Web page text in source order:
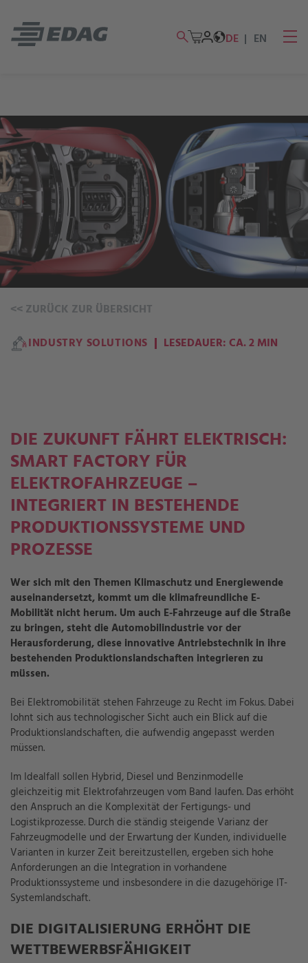
DE EN
<< ZURÜCK ZUR ÜBERSICHT
DIE ZUKUNFT FÄHRT ELEKTRISCH:
SMART FACTORY FÜR
ELEKTROFAHRZEUGE –
INTEGRIERT IN BESTEHENDE
PRODUKTIONSSYSTEME UND
PROZESSE
Wer sich mit den Themen Klimaschutz und Energiewende
auseinandersetzt, kommt um die klimafreundliche E-
Mobilität nicht herum. Um auch E-Fahrzeuge auf die Straße
zu bringen, steht die Automobilindustrie vor der
Herausforderung, diese innovative Antriebstechnik in ihre
bestehenden Produktionslandschaften integrieren zu
müssen.
Bei Elektromobilität stehen Fahrzeuge zu Recht im Fokus. Dabei
lohnt sich aus technologischer Sicht auch ein Blick auf die
Produktionslandschaften, die aufwendig angepasst werden
müssen.
Im Idealfall sollen Hybrid, Diesel und Benzinmodelle
gleichzeitig mit Elektrofahrzeugen vom Band laufen. Das erhöht
den Anspruch an die Komplexität der Fertigungs- und
Logistikprozesse. Durch die ständig steigende Varianz der
Fahrzeugmodelle und der Erwartung der Kunden, individuelle
Varianten in kurzer Zeit bereitzustellen, ergeben sich hohe
Anforderungen an die Integration in vorhandene
Produktionssysteme und insbesondere in die dazugehörige IT-
Systemlandschaft.
DIE DIGITALISIERUNG ERHÖHT DIE
WETTBEWERBSFÄHIGKEIT
INDUSTRY SOLUTIONS LESEDAUER: CA. 2 MIN